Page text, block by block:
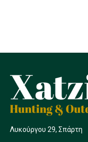
Λυκούργου 29, Σπάρτη